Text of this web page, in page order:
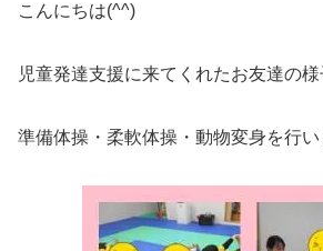
こんにちは(^^)
児童発達支援に来てくれたお友達の様
準備体操・柔軟体操・動物変身を行